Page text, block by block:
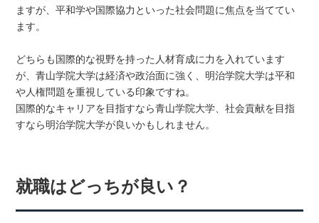
ますが、平和学や国際協力といった社会問題に焦点を当ててい
ます。
どちらも国際的な視野を持った人材育成に力を入れています
が、青山学院大学は経済や政治面に強く、明治学院大学は平和
や人権問題を重視している印象ですね。
国際的なキャリアを目指すなら青山学院大学、社会貢献を目指
すなら明治学院大学が良いかもしれません。
就職はどっちが良い？